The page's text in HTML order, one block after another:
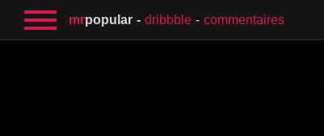
mrpopular dribbble commentaires